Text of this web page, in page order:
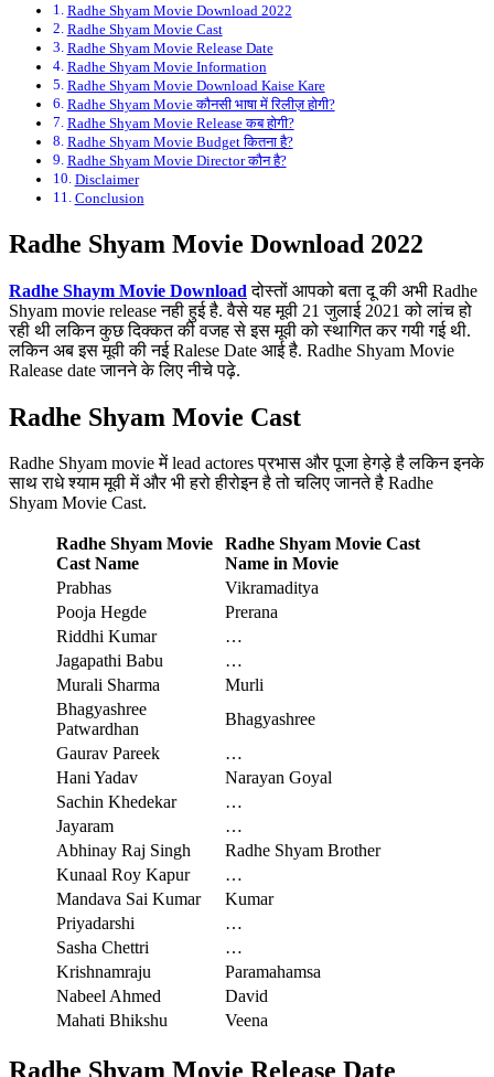
Radhe Shyam Movie Download 2022
Radhe Shyam Movie Cast
Radhe Shyam Movie Release Date
Radhe Shyam Movie Information
Radhe Shyam Movie Download Kaise Kare
Radhe Shyam Movie कौनसी भाषा में रिलीज़ होगी?
Radhe Shyam Movie Release कब होगी?
Radhe Shyam Movie Budget कितना है?
Radhe Shyam Movie Director कौन है?
Disclaimer
Conclusion
Radhe Shyam Movie Download 2022
Radhe Shaym Movie Download दोस्तों आपको बता दू की अभी Radhe
Shyam movie release नही हुई है. वैसे यह मूवी 21 जुलाई 2021 को लांच हो
रही थी लकिन कुछ दिक्कत की वजह से इस मूवी को स्थागित कर गयी गई थी.
लकिन अब इस मूवी की नई Ralese Date आई है. Radhe Shyam Movie
Ralease date जानने के लिए नीचे पढ़े.
Radhe Shyam Movie Cast
Radhe Shyam movie में lead actores प्रभास और पूजा हेगड़े है लकिन इनके
साथ राधे श्याम मूवी में और भी हरो हीरोइन है तो चलिए जानते है Radhe
Shyam Movie Cast.
Radhe Shyam Movie
Cast Name
Radhe Shyam Movie Cast
Name in Movie
Prabhas
Vikramaditya
Pooja Hegde
Prerana
Riddhi Kumar
…
Jagapathi Babu
…
Murali Sharma
Murli
Bhagyashree
Patwardhan
Bhagyashree
Gaurav Pareek
…
Hani Yadav
Narayan Goyal
Sachin Khedekar
…
Jayaram
…
Abhinay Raj Singh
Radhe Shyam Brother
Kunaal Roy Kapur
…
Mandava Sai Kumar
Kumar
Priyadarshi
…
Sasha Chettri
…
Krishnamraju
Paramahamsa
Nabeel Ahmed
David
Mahati Bhikshu
Veena
Radhe Shyam Movie Release Date